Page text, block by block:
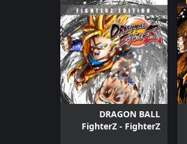
DRAGON BALL
FighterZ - FighterZ